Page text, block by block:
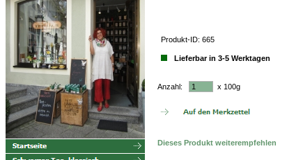
Produkt-ID: 665
Lieferbar in 3-5 Werktagen
Anzahl: x 100g
Dieses Produkt weiterempfehlen